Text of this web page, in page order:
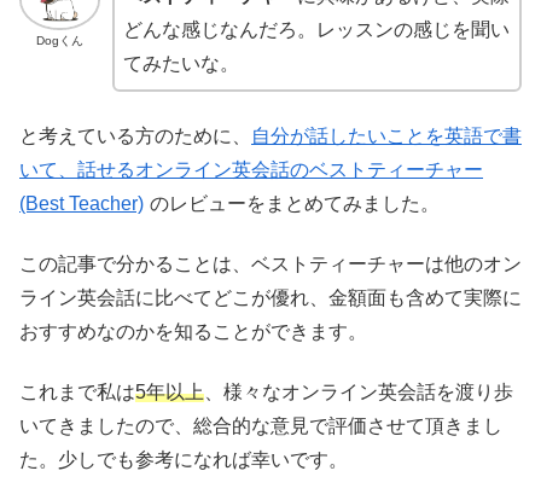
Dogくん
どんな感じなんだろ。レッスンの感じを聞い
てみたいな。
と考えている方のために、
自分が話したいことを英語で書
いて、話せるオンライン英会話のベストティーチャー
(Best Teacher) のレビューをまとめてみました。
この記事で分かることは、ベストティーチャーは他のオン
ライン英会話に比べてどこが優れ、金額面も含めて実際に
おすすめなのかを知ることができます。
これまで私は5年以上 、様々なオンライン英会話を渡り歩
いてきましたので、総合的な意見で評価させて頂きまし
た。少しでも参考になれば幸いです。